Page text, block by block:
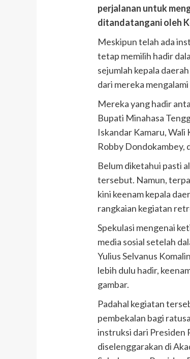
perjalanan untuk
ditandatangani oleh
Meskipun telah ada
tetap memilih hadir
sejumlah kepala
dari mereka
Mereka yang hadir
Bupati Minahasa
Iskandar Kamaru, Wali
Robby Dondokambey,
Belum diketahui pasti
tersebut. Namun,
kini keenam kepala
rangkaian kegiatan
Spekulasi mengenai
media sosial setelah
Yulius Selvanus
lebih dulu hadir,
gambar.
Padahal kegiatan
pembekalan bagi
instruksi dari Presiden
diselenggarakan di